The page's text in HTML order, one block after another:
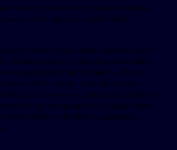
na przykład em najróżniejsze wariacje
setki wersji pasjansa, sudoku bądź
jest darmową grą, w której poznasz pracę
Witamy w grze Fairyland Blend & Magic,
wyspie pełnej… Hunt Royale to kultowa
RPG i MOBA. Darts Club to gra
stajesz oko w oko unces przeciwnikami
Na ryby we sprawdź przy okazji nasze
wśród… Dobry smartfon to podstawa t